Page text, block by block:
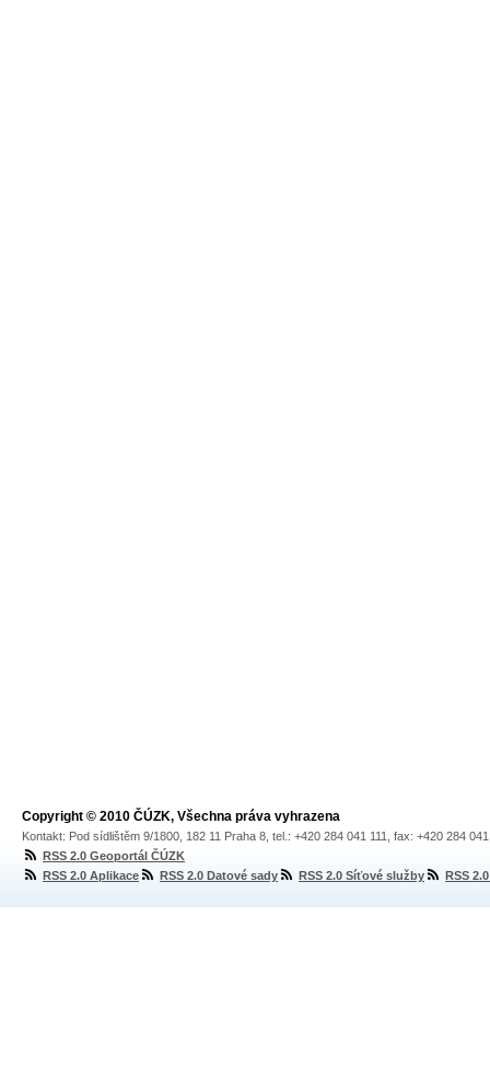
Copyright © 2010 ČÚZK, Všechna práva vyhrazena
Kontakt: Pod sídlištěm 9/1800, 182 11 Praha 8, tel.: +420 284 041 111, fax: +420 284
RSS 2.0 Geoportál ČÚZK
RSS 2.0 Aplikace
RSS 2.0 Datové sady RSS 2.0 Síťové služby RSS